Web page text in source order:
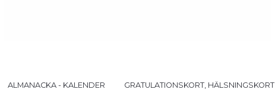
ALMANACKA - KALENDER GRATULATIONSKORT, HÄLSNINGSKORT